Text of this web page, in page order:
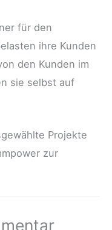
für den
ihre Kunden
den Kunden im
sie selbst auf
Projekte
zur